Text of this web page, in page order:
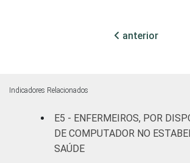
(até 50
(mais de
50 leitos)
anterior
Indicadores Relacionados
E5 - ENFERMEIROS, POR
DE COMPUTADOR NO
SAÚDE